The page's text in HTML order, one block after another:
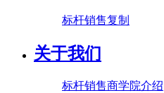
标杆销售复制
关于我们
标杆销售商学院介绍